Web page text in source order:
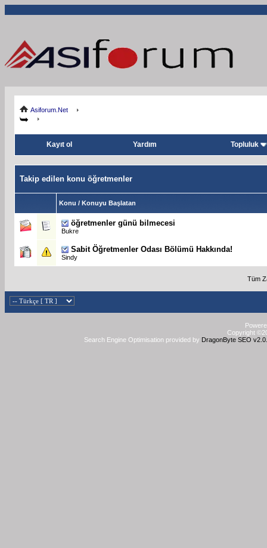
Asiforum.Net
Kayıt ol Yardım Topluluk
Takip edilen konu öğretmenler
Konu / Konuyu Başlatan
öğretmenler günü bilmecesi
Bukre
Sabit Öğretmenler Odası Bölümü Hakkında!
Sindy
Tüm
Copyright
Search Engine Optimisation provided by DragonByte SEO